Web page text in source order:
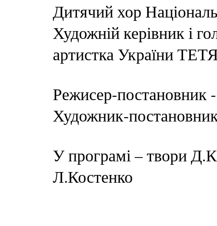
Дитячий хор
Художній керівник і
артистка України
Режисер-
Художник-
У програмі – твори
Л.Костенко